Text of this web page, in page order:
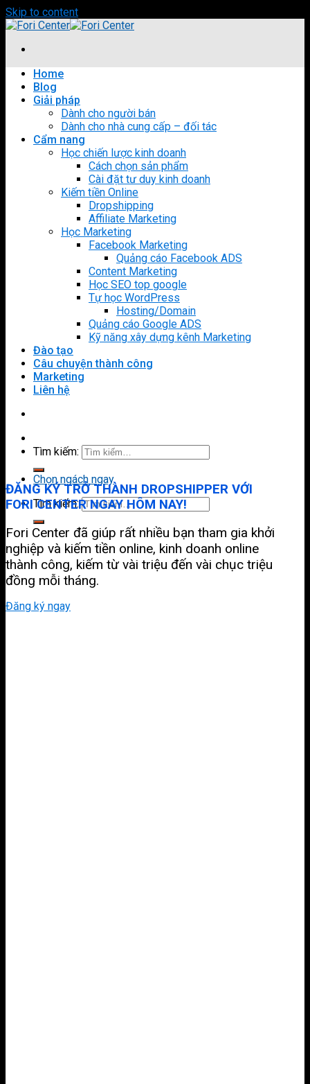
Skip to content
Home
Blog
Giải pháp
Dành cho người bán
Dành cho nhà cung cấp – đối tác
Cẩm nang
Học chiến lược kinh doanh
Cách chọn sản phẩm
Cài đặt tư duy kinh doanh
Kiếm tiền Online
Dropshipping
Affiliate Marketing
Học Marketing
Facebook Marketing
Quảng cáo Facebook ADS
Content Marketing
Học SEO top google
Tự học WordPress
Hosting/Domain
Quảng cáo Google ADS
Kỹ năng xây dựng kênh Marketing
Đào tạo
Câu chuyện thành công
Marketing
Liên hệ
Tìm kiếm:
Chọn ngách ngay
Tìm kiếm:
ĐĂNG KÝ TRỞ THÀNH DROPSHIPPER VỚI
FORI CENTER NGAY HÔM NAY!
Fori Center đã giúp rất nhiều bạn tham gia khởi
nghiệp và kiếm tiền online, kinh doanh online
thành công, kiếm từ vài triệu đến vài chục triệu
đồng mỗi tháng.
Đăng ký ngay